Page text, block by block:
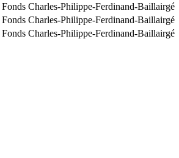
Fonds Charles-Philippe-Ferdinand-Baillairgé
Fonds Charles-Philippe-Ferdinand-Baillairgé
Fonds Charles-Philippe-Ferdinand-Baillairgé